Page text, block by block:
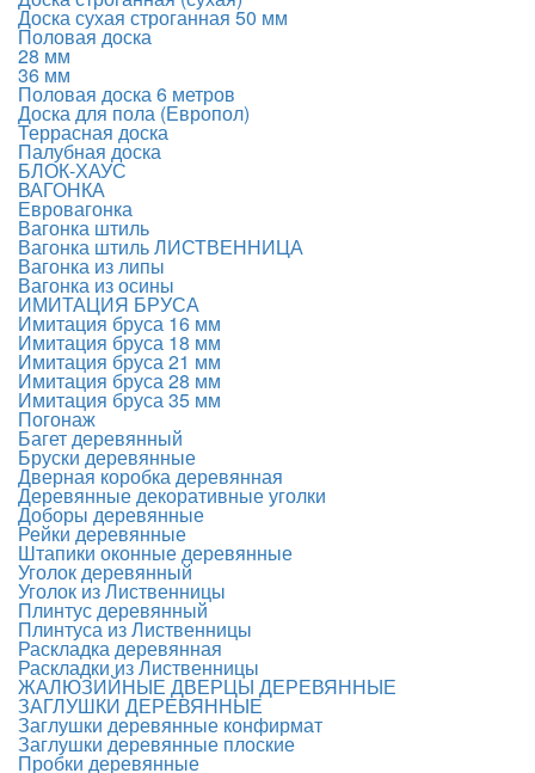
Доска сухая строганная 50 мм
Половая доска
28 мм
36 мм
Половая доска 6 метров
Доска для пола (Европол)
Террасная доска
Палубная доска
БЛОК-ХАУС
ВАГОНКА
Евровагонка
Вагонка штиль
Вагонка штиль ЛИСТВЕННИЦА
Вагонка из липы
Вагонка из осины
ИМИТАЦИЯ БРУСА
Имитация бруса 16 мм
Имитация бруса 18 мм
Имитация бруса 21 мм
Имитация бруса 28 мм
Имитация бруса 35 мм
Погонаж
Багет деревянный
Бруски деревянные
Дверная коробка деревянная
Деревянные декоративные уголки
Доборы деревянные
Рейки деревянные
Штапики оконные деревянные
Уголок деревянный
Уголок из Лиственницы
Плинтус деревянный
Плинтуса из Лиственницы
Раскладка деревянная
Раскладки из Лиственницы
ЖАЛЮЗИЙНЫЕ ДВЕРЦЫ ДЕРЕВЯННЫЕ
ЗАГЛУШКИ ДЕРЕВЯННЫЕ
Заглушки деревянные конфирмат
Заглушки деревянные плоские
Пробки деревянные